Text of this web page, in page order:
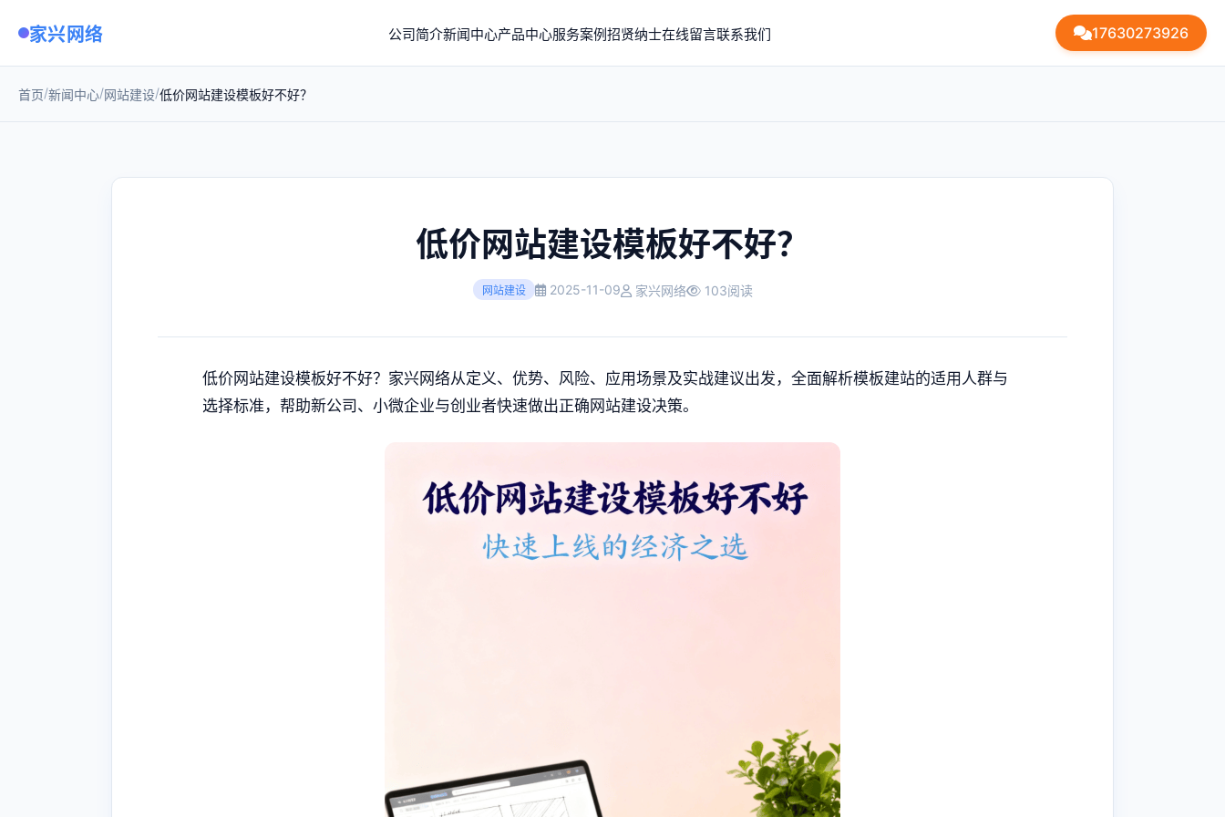
家兴网络 公司简介新闻中心产品中心服务案例招贤纳士在线留言联系我们 17630273926
首页/新闻中心/网站建设/低价网站建设模板好不好？
低价网站建设模板好不好？
网站建设 2025-11-09 家兴网络 103阅读
低价网站建设模板好不好？家兴网络从定义、优势、风险、应用场景及实战建议出发，全面解析模板建站的适用人群与
选择标准，帮助新公司、小微企业与创业者快速做出正确网站建设决策。